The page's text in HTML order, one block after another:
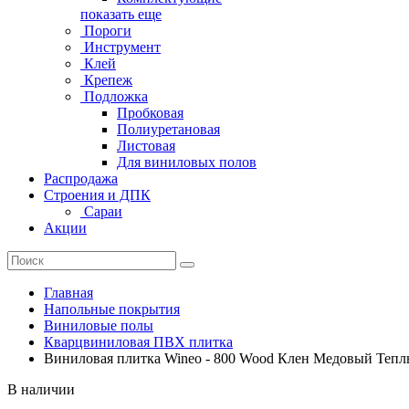
показать еще
Пороги
Инструмент
Клей
Крепеж
Подложка
Пробковая
Полиуретановая
Листовая
Для виниловых полов
Распродажа
Строения и ДПК
Сараи
Акции
Главная
Напольные покрытия
Виниловые полы
Кварцвиниловая ПВХ плитка
Виниловая плитка Wineo - 800 Wood Клен Медовый
В наличии